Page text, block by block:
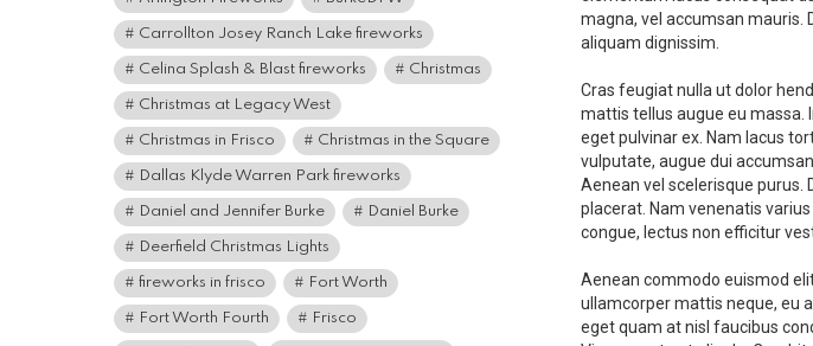
magna, vel accumsan mauris.
aliquam dignissim.
Cras feugiat nulla ut dolor
mattis tellus augue eu massa.
eget pulvinar ex. Nam lacus
vulputate, augue dui
Aenean vel scelerisque purus.
placerat. Nam venenatis
congue, lectus non efficitur
Aenean commodo euismod
ullamcorper mattis neque, eu
eget quam at nisl faucibus
Carrollton Josey Ranch Lake fireworks
Celina Splash & Blast fireworks Christmas
Christmas at Legacy West
Christmas in Frisco Christmas in the Square
Dallas Klyde Warren Park fireworks
Daniel and Jennifer Burke Daniel Burke
Deerfield Christmas Lights
fireworks in frisco Fort Worth
Fort Worth Fourth Frisco